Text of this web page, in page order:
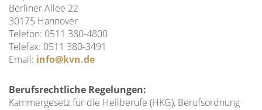
Berliner Allee 22
30175 Hannover
Telefon: 0511 380-4800
Telefax: 0511 380-3491
Email: info@kvn.de
Berufsrechtliche Regelungen:
Kammergesetz für die Heilberufe (HKG), Berufsordnung